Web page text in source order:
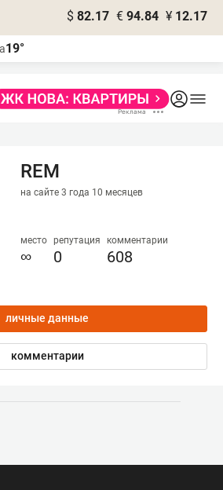
$ 82.17 € 94.84 ¥ 12.17
19°
REM
на сайте 3 года 10 месяцев
место
∞
репутация
0
комментарии
608
личные данные
комментарии